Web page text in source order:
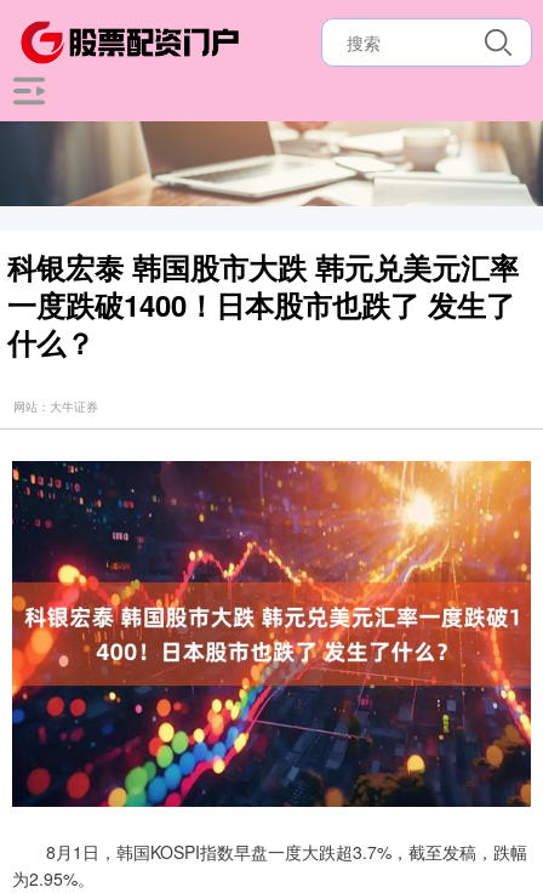
科银宏泰 韩国股市大跌 韩元兑美元汇率
一度跌破1400！日本股市也跌了 发生了
什么？
网站：大牛证券
8月1日，韩国KOSPI指数早盘一度大跌超3.7%，截至发稿，跌幅
为2.95%。